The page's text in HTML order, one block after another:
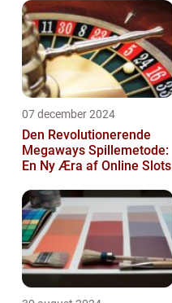
07 december 2024
Den Revolutionerende
Megaways Spillemetode:
En Ny Æra af Online Slots